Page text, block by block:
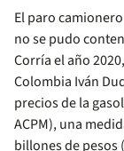
El paro
no se pudo
Corría el año
Colombia Iván
precios de la
ACPM), una
billones de pesos